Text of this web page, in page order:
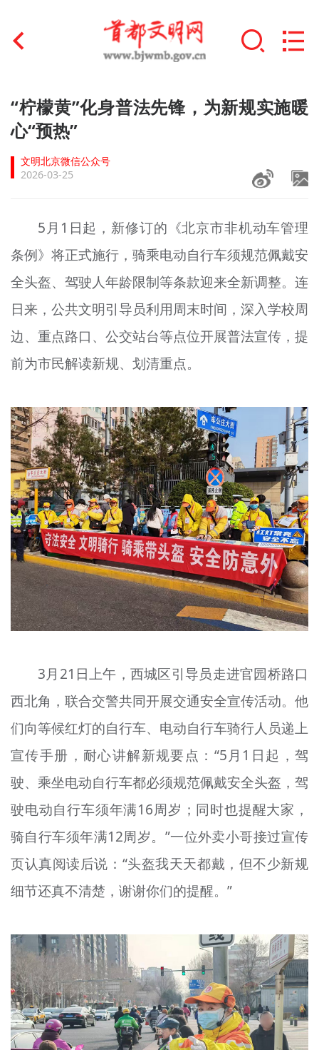
首页
文明创建
文明实践
未成年人思想道德建设
榜样人物
+
身边好人
文明评论
北京宣传文化引导基金
宣传思想文化人才
专题
资料库
+
“柠檬黄”化身普法先锋，为新规实施暖
心“预热”
文明北京微信公众号
2026-03-25
5月1日起，新修订的《北京市非机动车管理
条例》将正式施行，骑乘电动自行车须规范佩戴安
全头盔、驾驶人年龄限制等条款迎来全新调整。连
日来，公共文明引导员利用周末时间，深入学校周
边、重点路口、公交站台等点位开展普法宣传，提
前为市民解读新规、划清重点。
3月21日上午，西城区引导员走进官园桥路口
西北角，联合交警共同开展交通安全宣传活动。他
们向等候红灯的自行车、电动自行车骑行人员递上
宣传手册，耐心讲解新规要点：“5月1日起，驾
驶、乘坐电动自行车都必须规范佩戴安全头盔，驾
驶电动自行车须年满16周岁；同时也提醒大家，
骑自行车须年满12周岁。”一位外卖小哥接过宣传
页认真阅读后说：“头盔我天天都戴，但不少新规
细节还真不清楚，谢谢你们的提醒。”